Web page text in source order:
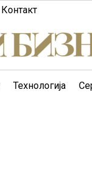
Контакт
Технологија